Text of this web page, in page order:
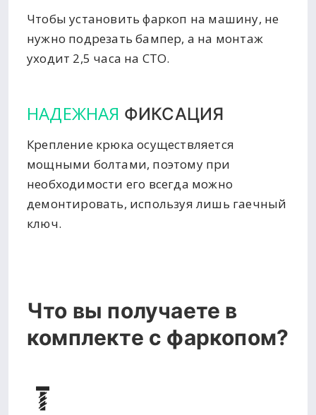
Чтобы установить фаркоп на машину, не
нужно подрезать бампер, а на монтаж
уходит 2,5 часа на СТО.
НАДЕЖНАЯ ФИКСАЦИЯ
Крепление крюка осуществляется
мощными болтами, поэтому при
необходимости его всегда можно
демонтировать, используя лишь гаечный
ключ.
Что вы получаете в
комплекте с фаркопом?